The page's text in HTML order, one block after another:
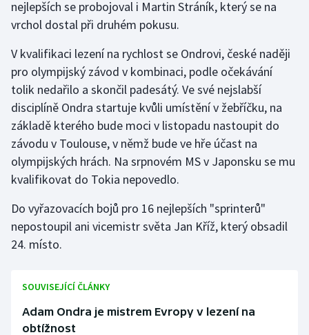
Gymnastika
Házená
Jezdectví
Judo
Krasobruslení
Lyže a snowboard
Motorsport
Olympijské hry
nejlepších se probojoval i Martin Stráník, který se na
vrchol dostal při druhém pokusu.
V kvalifikaci lezení na rychlost se Ondrovi, české naději
pro olympijský závod v kombinaci, podle očekávání
tolik nedařilo a skončil padesátý. Ve své nejslabší
disciplíně Ondra startuje kvůli umístění v žebříčku, na
základě kterého bude moci v listopadu nastoupit do
závodu v Toulouse, v němž bude ve hře účast na
olympijských hrách. Na srpnovém MS v Japonsku se mu
kvalifikovat do Tokia nepovedlo.
Do vyřazovacích bojů pro 16 nejlepších "sprinterů"
nepostoupil ani vicemistr světa Jan Kříž, který obsadil
24. místo.
SOUVISEJÍCÍ ČLÁNKY
Adam Ondra je mistrem Evropy v lezení na
obtížnost